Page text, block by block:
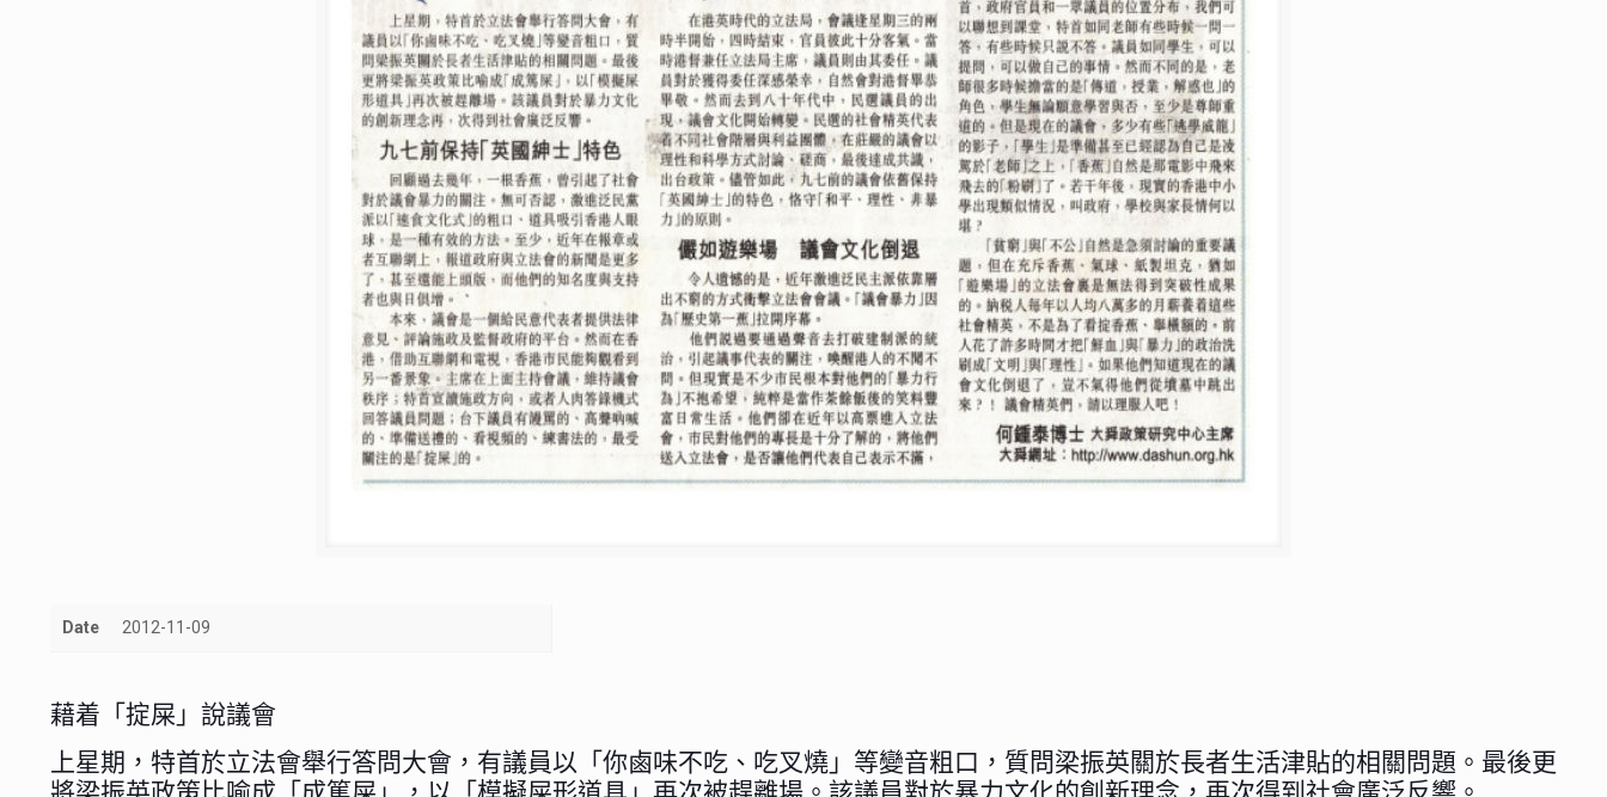
Date 2012-11-09
藉着「掟屎」說議會
上星期，特首於立法會舉行答問大會，有議員以「你鹵味不吃、吃叉燒」等變音粗口，質問梁振英關於長者生活津貼的相關問題。最後更